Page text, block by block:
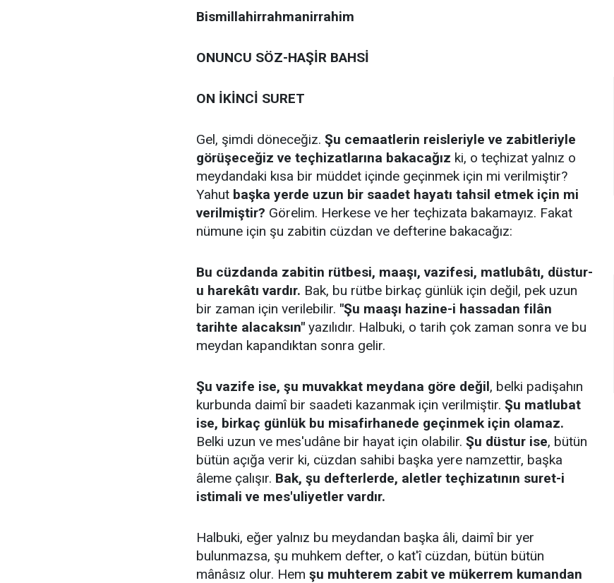
Bismillahirrahmanirrahim
ONUNCU SÖZ-HAŞİR BAHSİ
ON İKİNCİ SURET
Gel, şimdi döneceğiz. Şu cemaatlerin reisleriyle ve zabitleriyle
görüşeceğiz ve teçhizatlarına bakacağız ki, o teçhizat yalnız o
meydandaki kısa bir müddet içinde geçinmek için mi verilmiştir?
Yahut başka yerde uzun bir saadet hayatı tahsil etmek için mi
verilmiştir? Görelim. Herkese ve her teçhizata bakamayız. Fakat
nümune için şu zabitin cüzdan ve defterine bakacağız:
Bu cüzdanda zabitin rütbesi, maaşı, vazifesi, matlubâtı, düstur-
u harekâtı vardır. Bak, bu rütbe birkaç günlük için değil, pek uzun
bir zaman için verilebilir. "Şu maaşı hazine-i hassadan filân
tarihte alacaksın" yazılıdır. Halbuki, o tarih çok zaman sonra ve bu
meydan kapandıktan sonra gelir.
Şu vazife ise, şu muvakkat meydana göre değil, belki padişahın
kurbunda daimî bir saadeti kazanmak için verilmiştir. Şu matlubat
ise, birkaç günlük bu misafirhanede geçinmek için olamaz.
Belki uzun ve mes'udâne bir hayat için olabilir. Şu düstur ise, bütün
bütün açığa verir ki, cüzdan sahibi başka yere namzettir, başka
âleme çalışır. Bak, şu defterlerde, aletler teçhizatının suret-i
istimali ve mes'uliyetler vardır.
Halbuki, eğer yalnız bu meydandan başka âli, daimî bir yer
bulunmazsa, şu muhkem defter, o kat'î cüzdan, bütün bütün
mânâsız olur. Hem şu muhterem zabit ve mükerrem kumandan